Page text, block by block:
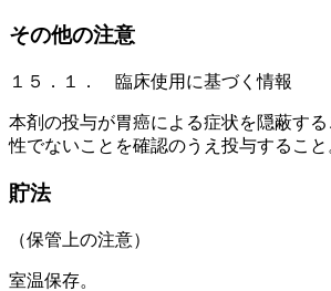
その他の注意
１５．１． 臨床使用に基づく情報
本剤の投与が胃癌による症状を隠蔽す
性でないことを確認のうえ投与すること
貯法
（保管上の注意）
室温保存。